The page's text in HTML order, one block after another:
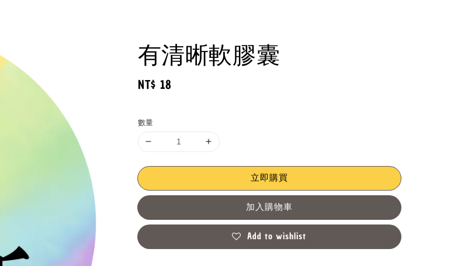
有清晰軟膠囊
Regular
NT$ 18
數量
立即購買
加入購物車
Add to wishlist